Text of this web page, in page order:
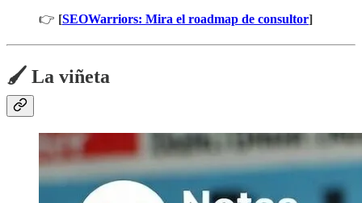
👉 [SEOWarriors: Mira el roadmap de consultor]
🖌️ La viñeta